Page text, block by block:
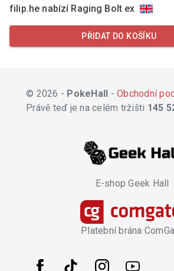
filip.he nabízí Raging Bolt ex
PŘIDAT DO KOŠÍKU
© 2026 - PokeHall - Obchodní
Právě teď je na celém tržišti 145
E-shop Geek Hall
Platební brána